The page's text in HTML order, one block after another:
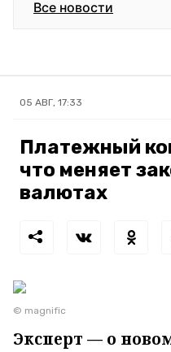
Все новости
05 АВГ, 17:33
Платежный
что меняет
валютах
© magnific
Эксперт — о